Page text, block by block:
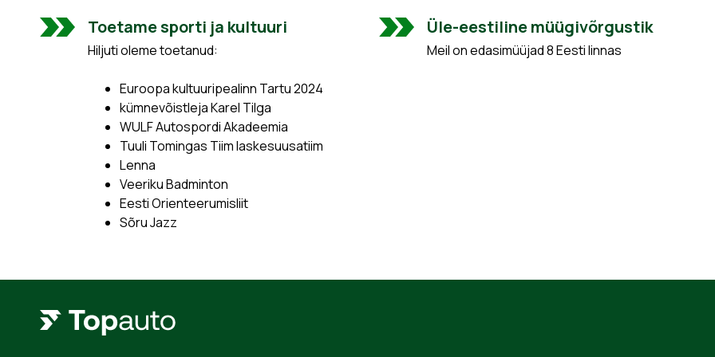
Toetame sporti ja kultuuri
Hiljuti oleme toetanud:
Euroopa kultuuripealinn Tartu 2024
kümnevõistleja Karel Tilga
WULF Autospordi Akadeemia
Tuuli Tomingas Tiim laskesuusatiim
Lenna
Veeriku Badminton
Eesti Orienteerumisliit
Sõru Jazz
Üle-eestiline müügivõrgustik
Meil on edasimüüjad 8 Eesti linnas